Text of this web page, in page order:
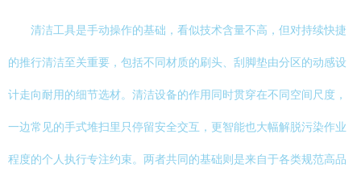
清洁工具是手动操作的基础，看似技术含量不高，但对持续快捷
的推行清洁至关重要，包括不同材质的刷头、刮脚垫由分区的动感设
计走向耐用的细节选材。清洁设备的作用同时贯穿在不同空间尺度，
一边常见的手式堆扫里只停留安全交互，更智能也大幅解脱污染作业
程度的个人执行专注约束。两者共同的基础则是来自于各类规范高品